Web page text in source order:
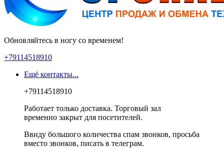
Обновляйтесь в ногу со временем!
+79114518910
Ещё контакты...
+79114518910
Работает только доставка. Торговый зал
временно закрыт для посетителей.
Ввиду большого количества спам звонков, просьба
вместо звонков, писать в телеграм.